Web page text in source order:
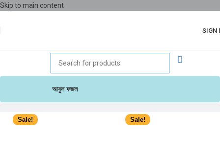
Skip to main content
SIGN
আবুল ফজল
Sale! Sale!